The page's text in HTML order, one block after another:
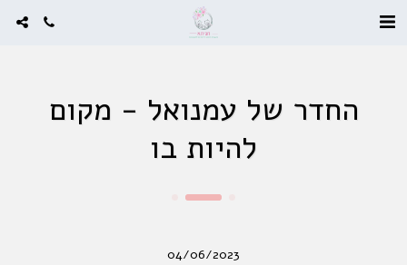
החדר של עמנואל - מקום
להיות בו
04/06/2023